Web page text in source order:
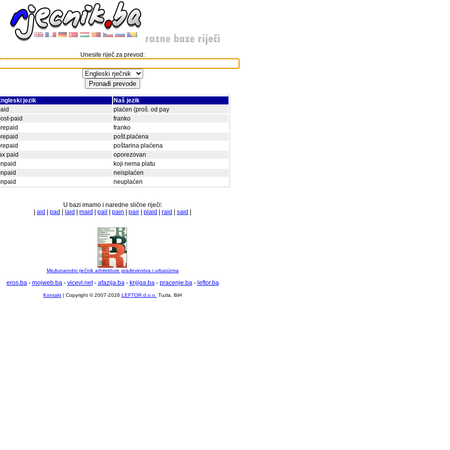
Unesite riječ za prevod:
jezik
Naš jezik
plaćen (proš. od pay
paid
franko
franko
pošt.plaćena
poštarina plaćena
paid
oporezovan
koji nema platu
neisplaćen
neuplaćen
U bazi imamo i naredne slične riječi:
aid pad laid maid pail pain pair plaid raid said
Međunarodni rječnik arhitekture građevinstva i urbanizma
eros.ba- mojweb.ba- vicevi.net- afazija.ba- knjiga.ba- pracenje.ba- leftor.ba
Kontakt | Copyright © 2007-2026 LEFTOR d.o.o. Tuzla, BiH